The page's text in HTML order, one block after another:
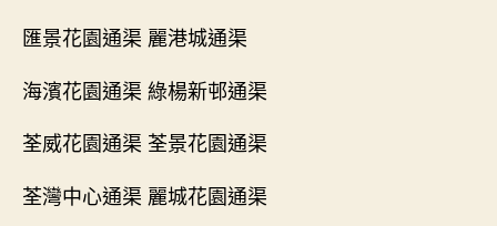
匯景花園通渠 麗港城通渠
海濱花園通渠 綠楊新邨通渠
荃威花園通渠 荃景花園通渠
荃灣中心通渠 麗城花園通渠